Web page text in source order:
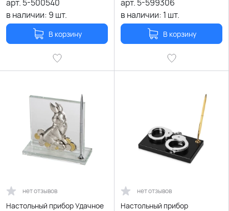
арт. 5-500540
в наличии: 9 шт.
В корзину
арт. 5-599306
в наличии: 1 шт.
В корзину
нет отзывов
Настольный прибор Удачное
нет отзывов
Настольный прибор